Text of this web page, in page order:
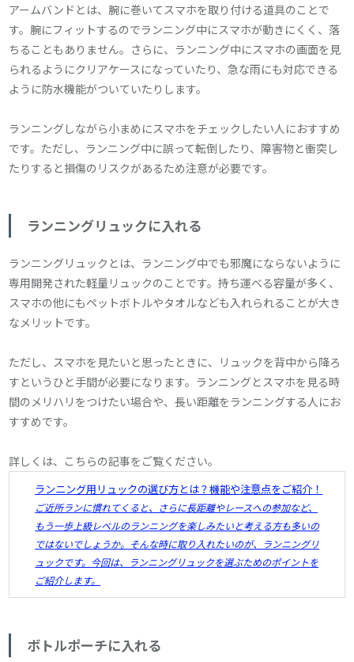
アームバンドとは、腕に巻いてスマホを取り付ける道具のことで
す。腕にフィットするのでランニング中にスマホが動きにくく、落
ちることもありません。さらに、ランニング中にスマホの画面を見
られるようにクリアケースになっていたり、急な雨にも対応できる
ように防水機能がついていたりします。
ランニングしながら小まめにスマホをチェックしたい人におすすめ
です。ただし、ランニング中に誤って転倒したり、障害物と衝突し
たりすると損傷のリスクがあるため注意が必要です。
ランニングリュックに入れる
ランニングリュックとは、ランニング中でも邪魔にならないように
専用開発された軽量リュックのことです。持ち運べる容量が多く、
スマホの他にもペットボトルやタオルなども入れられることが大き
なメリットです。
ただし、スマホを見たいと思ったときに、リュックを背中から降ろ
すというひと手間が必要になります。ランニングとスマホを見る時
間のメリハリをつけたい場合や、長い距離をランニングする人にお
すすめです。
詳しくは、こちらの記事をご覧ください。
ランニング用リュックの選び方とは？機能や注意点をご紹介！
ご近所ランに慣れてくると、さらに長距離やレースへの参加など、
もう一歩上級レベルのランニングを楽しみたいと考える方も多いの
ではないでしょうか。そんな時に取り入れたいのが、ランニングリ
ュックです。今回は、ランニングリュックを選ぶためのポイントを
ご紹介します。
ボトルポーチに入れる